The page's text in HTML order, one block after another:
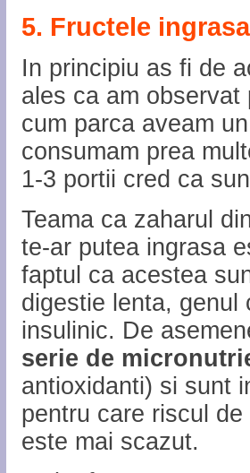
5. Fructele ingrasa
In principiu as fi de
ales ca am observat
cum parca aveam
consumam prea
1-3 portii cred ca
Teama ca zaharul
te-ar putea ingrasa
faptul ca acestea
digestie lenta, genul
insulinic. De
serie de
antioxidanti) si sunt
pentru care riscul
este mai scazut.